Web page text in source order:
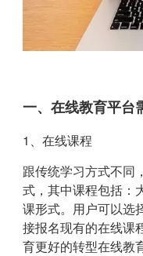
一、在线教育平台
1、在线课程
跟传统学习方式不同
式，其中课程包括：
课形式。用户可以选
接报名现有的在线课
育更好的转型在线教育